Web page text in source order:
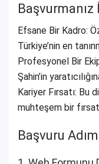
Efsane Bir Kadro:
Türkiye’nin en
Profesyonel Bir
Şahin’in
Kariyer Fırsatı: Bu
muhteşem bir
Başvuru